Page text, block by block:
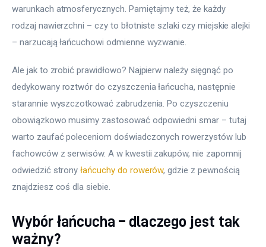
warunkach atmosferycznych. Pamiętajmy też, że każdy
rodzaj nawierzchni – czy to błotniste szlaki czy miejskie alejki
– narzucają łańcuchowi odmienne wyzwanie.
Ale jak to zrobić prawidłowo? Najpierw należy sięgnąć po
dedykowany roztwór do czyszczenia łańcucha, następnie
starannie wyszczotkować zabrudzenia. Po czyszczeniu
obowiązkowo musimy zastosować odpowiedni smar – tutaj
warto zaufać poleceniom doświadczonych rowerzystów lub
fachowców z serwisów. A w kwestii zakupów, nie zapomnij
odwiedzić strony łańcuchy do rowerów, gdzie z pewnością
znajdziesz coś dla siebie.
Wybór łańcucha – dlaczego jest tak
ważny?